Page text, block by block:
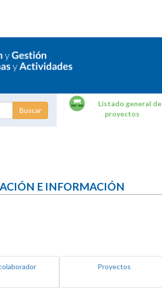
Listado general de
proyectos
E INFORMACIÓN
Proyectos